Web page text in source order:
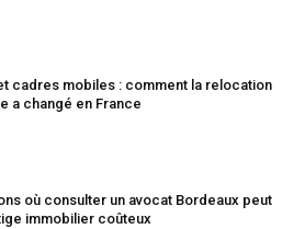
cadres mobiles : comment la relocation
a changé en France
où consulter un avocat Bordeaux peut
immobilier coûteux